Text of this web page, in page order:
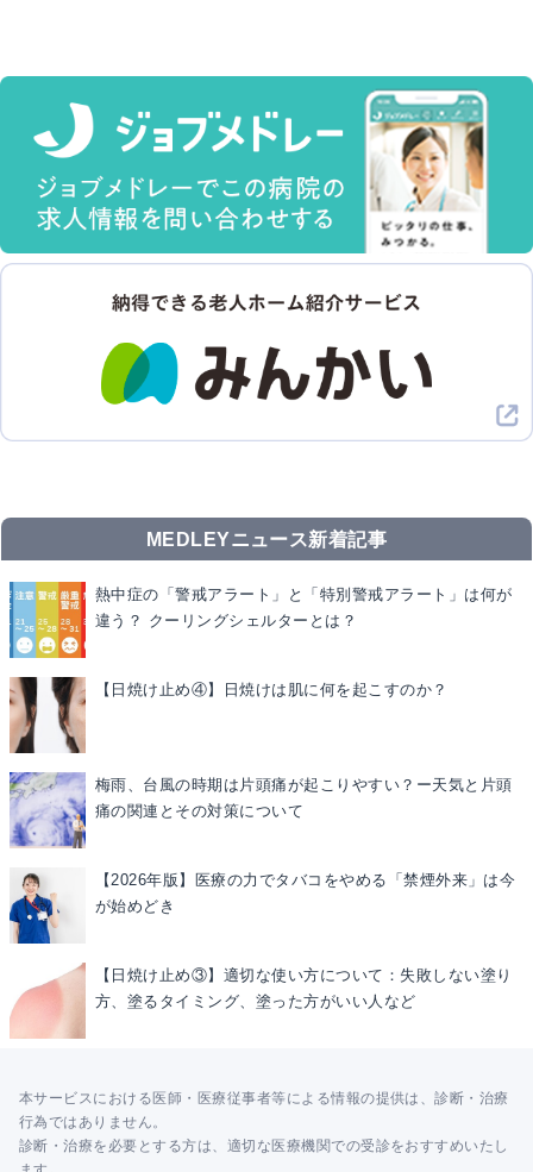
MEDLEYニュース新着記事
熱中症の「警戒アラート」と「特別警戒アラート」は何が
違う？ クーリングシェルターとは？
【日焼け止め④】日焼けは肌に何を起こすのか？
梅雨、台風の時期は片頭痛が起こりやすい？ー天気と片頭
痛の関連とその対策について
【2026年版】医療の力でタバコをやめる「禁煙外来」は今
が始めどき
【日焼け止め③】適切な使い方について：失敗しない塗り
方、塗るタイミング、塗った方がいい人など
本サービスにおける医師・医療従事者等による情報の提供は、診断・治療
行為ではありません。
診断・治療を必要とする方は、適切な医療機関での受診をおすすめいたし